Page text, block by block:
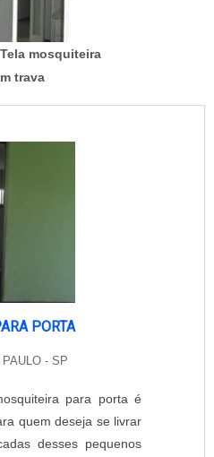
mosquiteira
trava
PORTA
- SP
para porta é
quem deseja se livrar
desses pequenos